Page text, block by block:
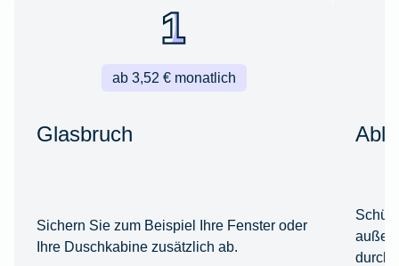
ab 3,52 € monatlich
Glasbruch
Sichern Sie zum Beispiel Ihre Fenster oder
Ihre Duschkabine zusätzlich ab.
durch